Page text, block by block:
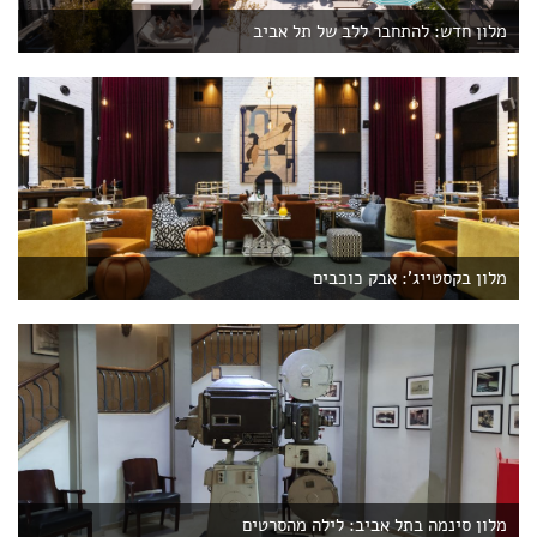
מלון חדש: להתחבר ללב של תל אביב
מלון בקסטייג': אבק כוכבים
מלון סינמה בתל אביב: לילה מהסרטים